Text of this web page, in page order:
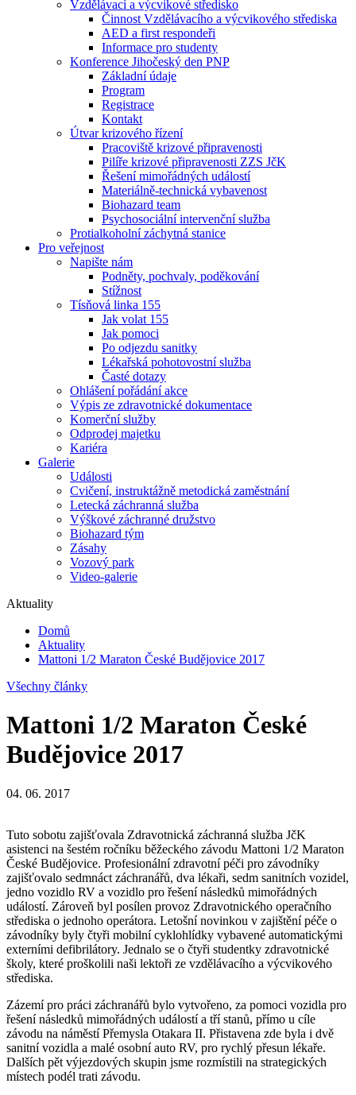
Vzdělávací a výcvikové středisko
Činnost Vzdělávacího a výcvikového střediska
AED a first respondeři
Informace pro studenty
Konference Jihočeský den PNP
Základní údaje
Program
Registrace
Kontakt
Útvar krizového řízení
Pracoviště krizové připravenosti
Pilíře krizové připravenosti ZZS JčK
Řešení mimořádných událostí
Materiálně-technická vybavenost
Biohazard team
Psychosociální intervenční služba
Protialkoholní záchytná stanice
Pro veřejnost
Napište nám
Podněty, pochvaly, poděkování
Stížnost
Tísňová linka 155
Jak volat 155
Jak pomoci
Po odjezdu sanitky
Lékařská pohotovostní služba
Časté dotazy
Ohlášení pořádání akce
Výpis ze zdravotnické dokumentace
Komerční služby
Odprodej majetku
Kariéra
Galerie
Události
Cvičení, instruktážně metodická zaměstnání
Letecká záchranná služba
Výškové záchranné družstvo
Biohazard tým
Zásahy
Vozový park
Video-galerie
Aktuality
Domů
Aktuality
Mattoni 1/2 Maraton České Budějovice 2017
Všechny články
Mattoni 1/2 Maraton České
Budějovice 2017
04. 06. 2017
Tuto sobotu zajišťovala Zdravotnická záchranná služba JčK
asistenci na šestém ročníku běžeckého závodu Mattoni 1/2 Maraton
České Budějovice. Profesionální zdravotní péči pro závodníky
zajišťovalo sedmnáct záchranářů, dva lékaři, sedm sanitních vozidel,
jedno vozidlo RV a vozidlo pro řešení následků mimořádných
událostí. Zároveň byl posílen provoz Zdravotnického operačního
střediska o jednoho operátora. Letošní novinkou v zajištění péče o
závodníky byly čtyři mobilní cyklohlídky vybavené automatickými
externími defibrilátory. Jednalo se o čtyři studentky zdravotnické
školy, které proškolili naši lektoři ze vzdělávacího a výcvikového
střediska.
Zázemí pro práci záchranářů bylo vytvořeno, za pomoci vozidla pro
řešení následků mimořádných událostí a tří stanů, přímo u cíle
závodu na náměstí Přemysla Otakara II. Přistavena zde byla i dvě
sanitní vozidla a malé osobní auto RV, pro rychlý přesun lékaře.
Dalších pět výjezdových skupin jsme rozmístili na strategických
místech podél trati závodu.